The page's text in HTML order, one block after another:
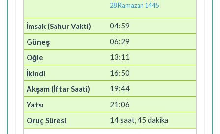
28 Ramazan 1445
04:59
06:29
13:11
16:50
19:44
21:06
14 saat, 45 dakika